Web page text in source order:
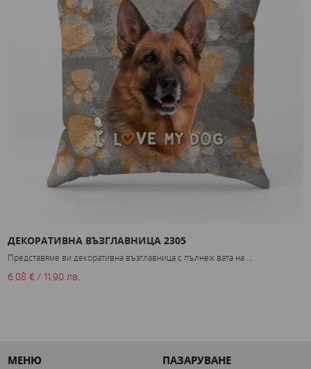
ДЕКОРАТИВНА ВЪЗГЛАВНИЦА 2305
Представяме ви декоративна възглавница с пълнеж вата на ...
6.08 € / 11.90 лв.
МЕНЮ ПАЗАРУВАНЕ